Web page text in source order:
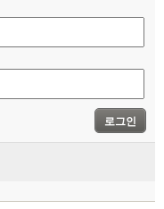
로그인